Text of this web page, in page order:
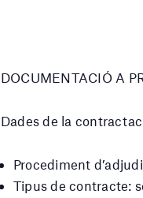
DOCUMENTACIÓ A
Dades de la
Procediment
Tipus de contracte: